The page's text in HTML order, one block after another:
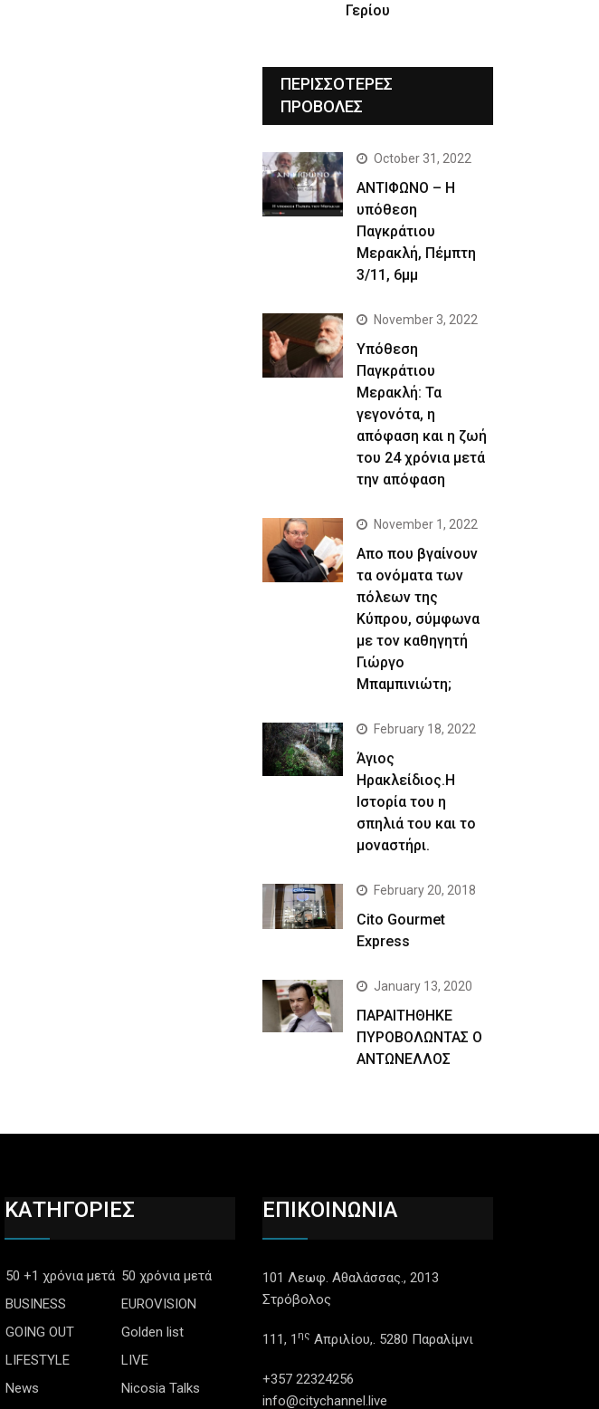
Γερίου
ΠΕΡΙΣΣΟΤΕΡΕΣ
ΠΡΟΒΟΛΕΣ
October 31, 2022
ΑΝΤΙΦΩΝΟ – Η
υπόθεση
Παγκράτιου
Μερακλή, Πέμπτη
3/11, 6μμ
November 3, 2022
Yπόθεση
Παγκράτιου
Μερακλή: Τα
γεγονότα, η
απόφαση και η ζωή
του 24 χρόνια μετά
την απόφαση
November 1, 2022
Απο που βγαίνουν
τα ονόματα των
πόλεων της
Κύπρου, σύμφωνα
με τον καθηγητή
Γιώργο
Μπαμπινιώτη;
February 18, 2022
Άγιος
Ηρακλείδιος.Η
Ιστορία του η
σπηλιά του και το
μοναστήρι.
February 20, 2018
Cito Gourmet
Express
January 13, 2020
ΠΑΡΑΙΤΗΘΗΚΕ
ΠΥΡΟΒΟΛΩΝΤΑΣ Ο
ΑΝΤΩΝΕΛΛΟΣ
ΚΑΤΗΓΟΡΙΕΣ
50 +1 χρόνια μετά 50 χρόνια μετά
BUSINESS
EUROVISION
GOING OUT
Golden list
LIFESTYLE
LIVE
News
Nicosia Talks
ΕΠΙΚΟΙΝΩΝΙΑ
101 Λεωφ. Αθαλάσσας., 2013
Στρόβολος
111, 1 ης Απριλίου,. 5280 Παραλίμνι
+357 22324256
info@citychannel.live